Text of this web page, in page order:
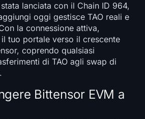
dell'halving
lanciata con il Chain ID 964,
oggi gestisce TAO reali e
la connessione attiva,
tuo portale verso il crescente
coprendo qualsiasi
di TAO agli swap di
Bittensor EVM a